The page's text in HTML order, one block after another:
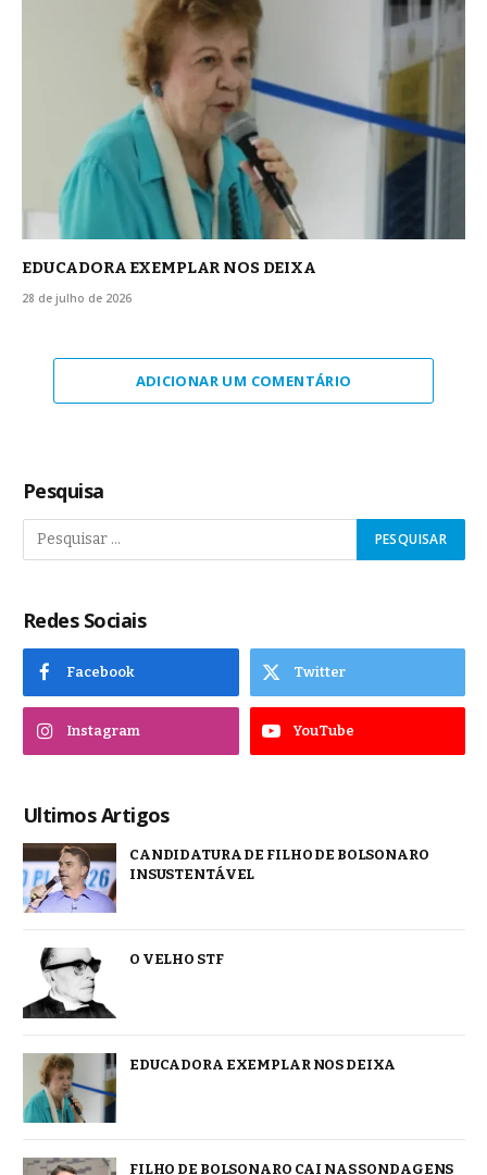
EDUCADORA EXEMPLAR NOS DEIXA
28 de julho de 2026
ADICIONAR UM COMENTÁRIO
Pesquisa
Redes Sociais
Facebook Twitter
Instagram YouTube
Ultimos Artigos
CANDIDATURA DE FILHO DE BOLSONARO
INSUSTENTÁVEL
O VELHO STF
EDUCADORA EXEMPLAR NOS DEIXA
FILHO DE BOLSONARO CAI NAS SONDAGENS